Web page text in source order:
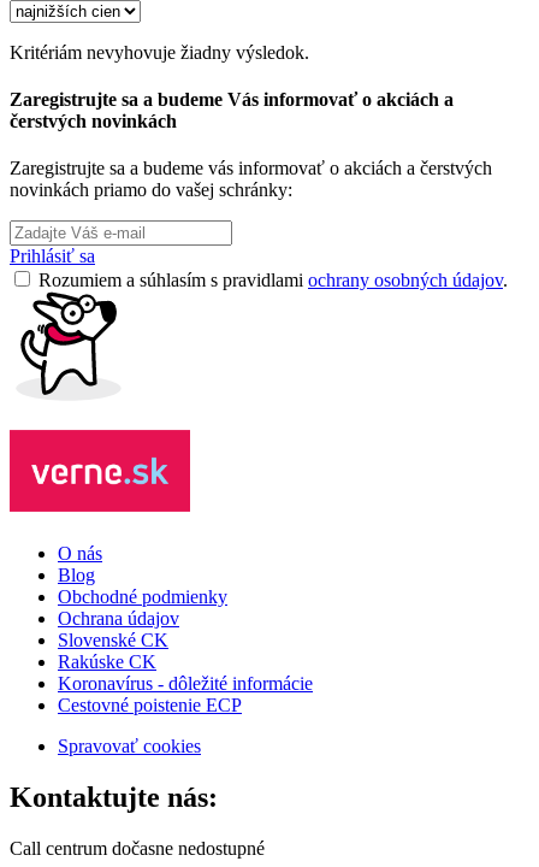
Kritériám nevyhovuje žiadny výsledok.
Zaregistrujte sa a budeme Vás informovať o akciách a
čerstvých novinkách
Zaregistrujte sa a budeme vás informovať o akciách a čerstvých
novinkách priamo do vašej schránky:
Prihlásiť sa
Rozumiem a súhlasím s pravidlami ochrany osobných údajov.
O nás
Blog
Obchodné podmienky
Ochrana údajov
Slovenské CK
Rakúske CK
Koronavírus - dôležité informácie
Cestovné poistenie ECP
Spravovať cookies
Kontaktujte nás:
Call centrum dočasne nedostupné